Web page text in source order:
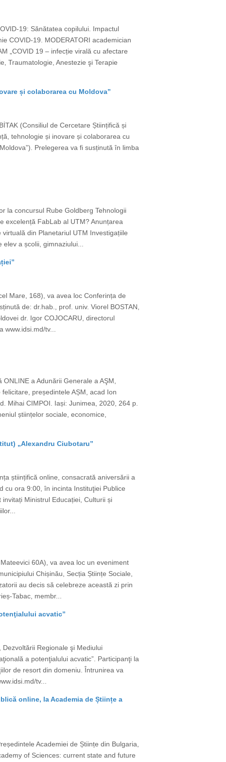
19: Sănătatea copilului. Impactul
COVID-19. MODERATORI academician
„COVID 19 – infecție virală cu afectare
Traumatologie, Anestezie şi Terapie
și colaborarea cu Moldova”
(Consiliul de Cercetare Științifică și
tehnologie și inovare și colaborarea cu
Prelegerea va fi susținută în limba
la concursul Rube Goldberg Tehnologii
excelență FabLab al UTM? Anunțarea
din Planetariul UTM Investigațiile
a școlii, gimnaziului...
Mare, 168), va avea loc Conferința de
de: dr.hab., prof. univ. Viorel BOSTAN,
dr. Igor COJOCARU, directorul
tv...
a Adunării Generale a AŞM,
președintele AȘM, acad Ion
Mihai CIMPOI. Iași: Junimea, 2020, 264 p.
științelor sociale, economice,
„Alexandru Ciubotaru”
științifică online, consacrată aniversării a
cu ora 9:00, în incinta Instituţiei Publice
Ministrul Educației, Culturii și
60A), va avea loc un eveniment
Chișinău, Secția Științe Sociale,
au decis să celebreze această zi prin
Tabac, membr...
acvatic”
Regionale şi Mediului
a potenţialului acvatic”. Participanţi la
de resort din domeniu. Întrunirea va
tv...
online, la Academia de Științe a
Academiei de Științe din Bulgaria,
of Sciences: current state and future